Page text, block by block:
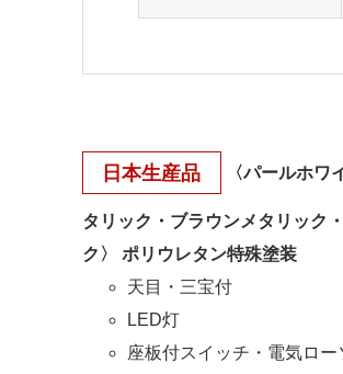
日本生産品 〈パールホワ
タリック・ブラウンメタリック
ク〉 ポリウレタン特殊塗装
天目・三宝付
LED灯
座板付スイッチ・電気ロ